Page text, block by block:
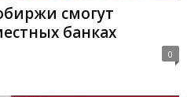
смогут
банках
0